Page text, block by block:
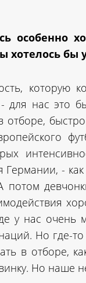
особенно
хотелось бы
которую
для нас это
отборе,
Германии, -
потом
у нас очень
Но где-
в отборе,
Но наше